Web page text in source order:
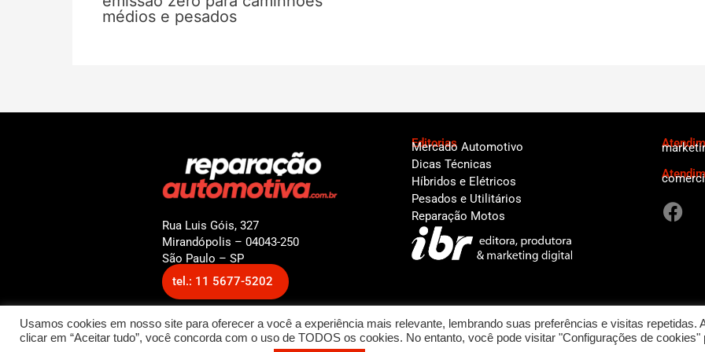
médios e pesados
Rua Luis Góis, 327
Mirandópolis – 04043-250
São Paulo – SP
tel.: 11 5677-5202
Editorias
Mercado Automotivo
Dicas Técnicas
Híbridos e Elétricos
Pesados e Utilitários
Reparação Motos
F
a
o
o
k
Usamos cookies em nosso site para oferecer a você a experiência mais relevante, lembrando suas preferências e visitas repetidas.
clicar em “Aceitar tudo”, você concorda com o uso de TODOS os cookies. No entanto, você pode visitar "Configurações de cookies"